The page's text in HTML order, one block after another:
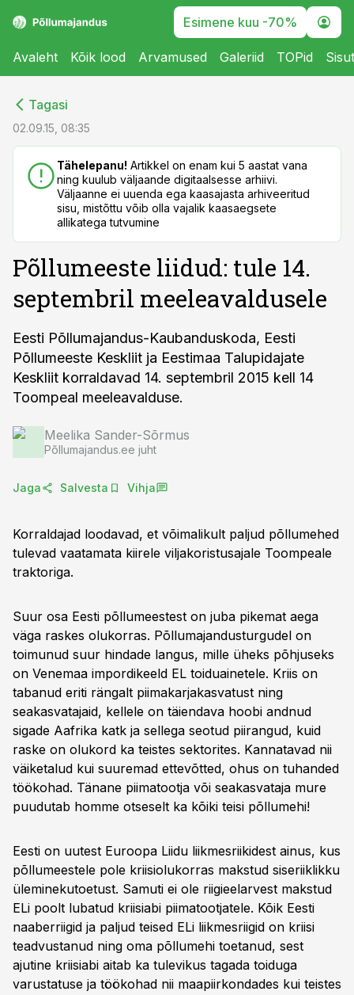
Esimene kuu -70%
Avaleht Kõik lood Arvamused Galeriid TOPid
Tagasi
02.09.15, 08:35
Tähelepanu! Artikkel on enam kui 5 aastat vana
ning kuulub väljaande digitaalsesse arhiivi.
Väljaanne ei uuenda ega kaasajasta arhiveeritud
sisu, mistõttu võib olla vajalik kaasaegsete
allikatega tutvumine
Põllumeeste liidud: tule 14.
septembril meeleavaldusele
Eesti Põllumajandus-Kaubanduskoda, Eesti
Põllumeeste Keskliit ja Eestimaa Talupidajate
Keskliit korraldavad 14. septembril 2015 kell 14
Toompeal meeleavalduse.
Meelika Sander-Sõrmus
Põllumajandus.ee juht
Jaga Salvesta Vihja
Korraldajad loodavad, et võimalikult paljud põllumehed
tulevad vaatamata kiirele viljakoristusajale Toompeale
traktoriga.
Suur osa Eesti põllumeestest on juba pikemat aega
väga raskes olukorras. Põllumajandusturgudel on
toimunud suur hindade langus, mille üheks põhjuseks
on Venemaa impordikeeld EL toiduainetele. Kriis on
tabanud eriti rängalt piimakarjakasvatust ning
seakasvatajaid, kellele on täiendava hoobi andnud
sigade Aafrika katk ja sellega seotud piirangud, kuid
raske on olukord ka teistes sektorites. Kannatavad nii
väiketalud kui suuremad ettevõtted, ohus on tuhanded
töökohad. Tänane piimatootja või seakasvataja mure
puudutab homme otseselt ka kõiki teisi põllumehi!
Eesti on uutest Euroopa Liidu liikmesriikidest ainus, kus
põllumeestele pole kriisiolukorras makstud siseriiklikku
üleminekutoetust. Samuti ei ole riigieelarvest makstud
ELi poolt lubatud kriisiabi piimatootjatele. Kõik Eesti
naaberriigid ja paljud teised ELi liikmesriigid on kriisi
teadvustanud ning oma põllumehi toetanud, sest
ajutine kriisiabi aitab ka tulevikus tagada toiduga
varustatuse ja töökohad nii maapiirkondades kui teistes